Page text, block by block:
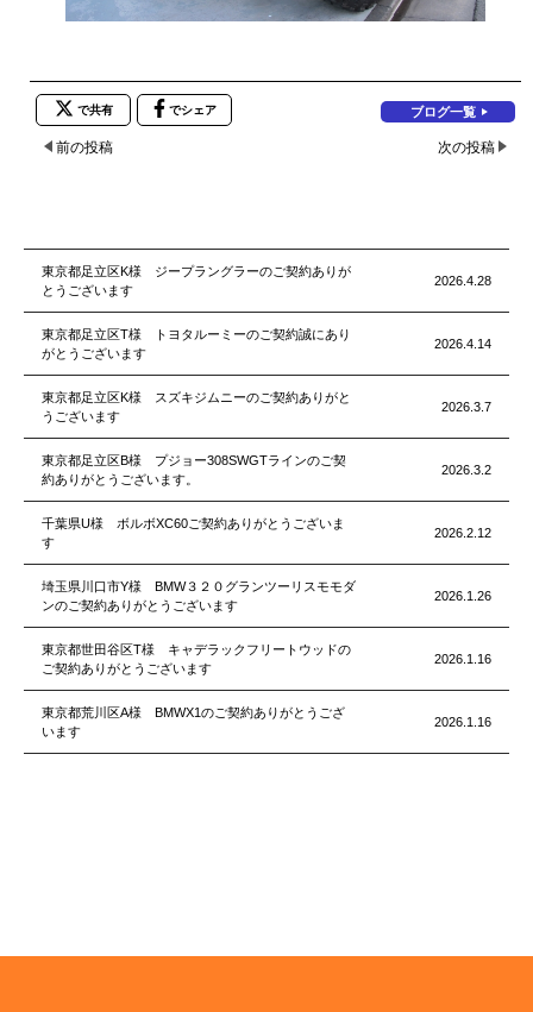
で共有 でシェア ブログ一覧
前の投稿 次の投稿
東京都足立区K様 ジープラングラーのご契約ありが
とうございます
2026.4.28
東京都足立区T様 トヨタルーミーのご契約誠にあり
がとうございます
2026.4.14
東京都足立区K様 スズキジムニーのご契約ありがと
うございます
2026.3.7
東京都足立区B様 プジョー308SWGTラインのご契
約ありがとうございます。
2026.3.2
千葉県U様 ボルボXC60ご契約ありがとうございま
す
2026.2.12
埼玉県川口市Y様 BMW３２０グランツーリスモモダ
ンのご契約ありがとうございます
2026.1.26
東京都世田谷区T様 キャデラックフリートウッドの
ご契約ありがとうございます
2026.1.16
東京都荒川区A様 BMWX1のご契約ありがとうござ
います
2026.1.16